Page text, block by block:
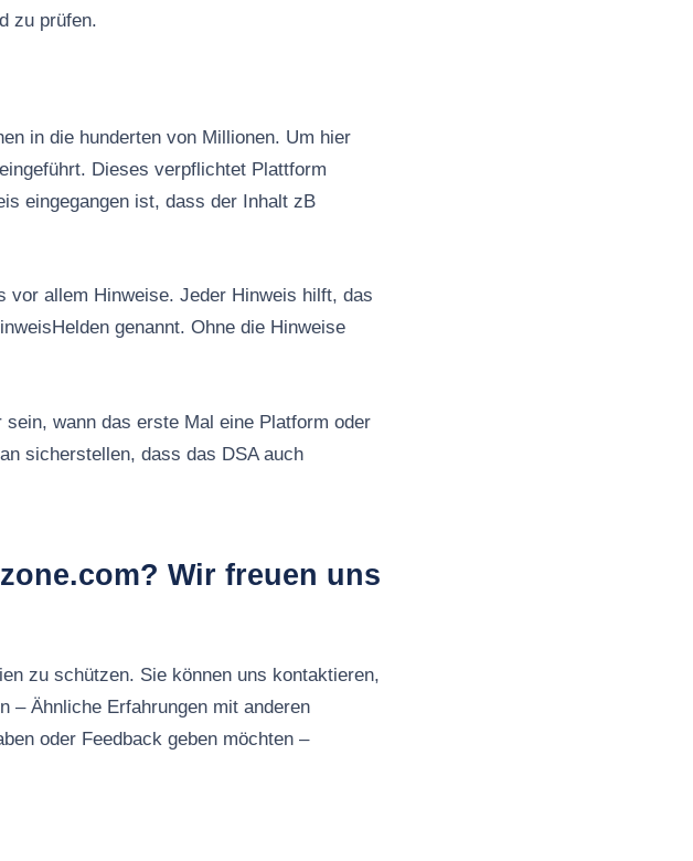
zu prüfen.
in die hunderten von Millionen. Um hier
Dieses verpflichtet Plattform
eingegangen ist, dass der Inhalt zB
vor allem Hinweise. Jeder Hinweis hilft, das
genannt. Ohne die Hinweise
wann das erste Mal eine Platform oder
sicherstellen, dass das DSA auch
Wir freuen uns
zu schützen. Sie können uns kontaktieren,
– Ähnliche Erfahrungen mit anderen
oder Feedback geben möchten –